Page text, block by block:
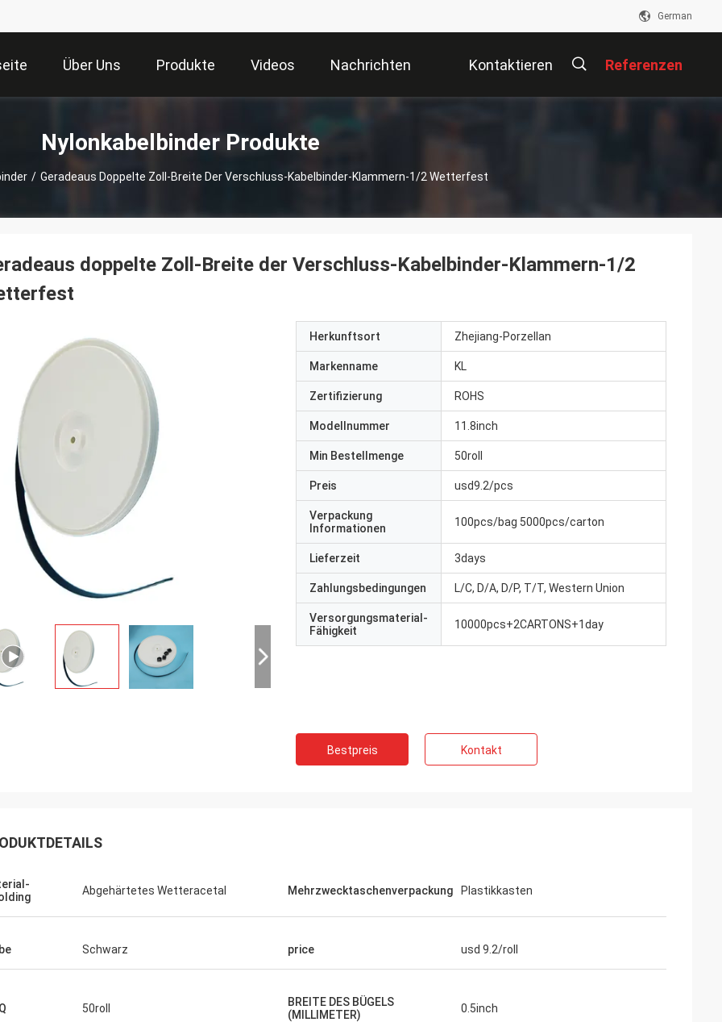
German
Über Uns Produkte Videos Nachrichten Kontaktieren Referenzen
Nylonkabelbinder Produkte
/ Geradeaus Doppelte Zoll-Breite Der Verschluss-Kabelbinder-Klammern-1/2 Wetterfest
doppelte Zoll-Breite der Verschluss-Kabelbinder-Klammern-1/2
Herkunftsort Zhejiang-Porzellan
Markenname KL
Zertifizierung ROHS
Modellnummer 11.8inch
Min Bestellmenge 50roll
Preis usd9.2/pcs
Verpackung
Informationen
100pcs/bag 5000pcs/carton
Lieferzeit 3days
Zahlungsbedingungen L/C, D/A, D/P, T/T, Western Union
Versorgungsmaterial-
Fähigkeit
10000pcs+2CARTONS+1day
Bestpreis Kontakt
Abgehärtetes Wetteracetal Mehrzwecktaschenverpackung Plastikkasten
Schwarz price usd 9.2/roll
50roll
BREITE DES BÜGELS
(MILLIMETER)
0.5inch